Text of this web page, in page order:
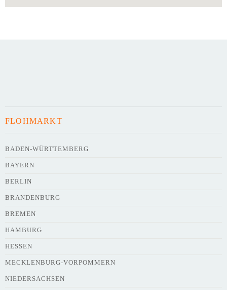
FLOHMARKT
BADEN-WÜRTTEMBERG
BAYERN
BERLIN
BRANDENBURG
BREMEN
HAMBURG
HESSEN
MECKLENBURG-VORPOMMERN
NIEDERSACHSEN